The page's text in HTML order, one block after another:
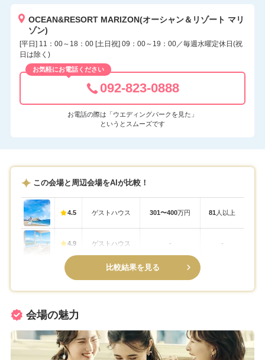
OCEAN&RESORT MARIZON(オーシャン＆リゾート マリ
ゾン)
[平日] 11：00～18：00 [土日祝] 09：00～19：00／毎週水曜定休日(祝
日は除く)
お気軽にお電話ください
092-823-0888
お電話の際は「ウエディングパークを見た」
というとスムーズです
この会場と周辺会場をAIが比較！
4.5 ゲストハウス 301〜400万円 81 人以上
4.9 ゲストハウス - -
比較結果を見る
会場の魅力